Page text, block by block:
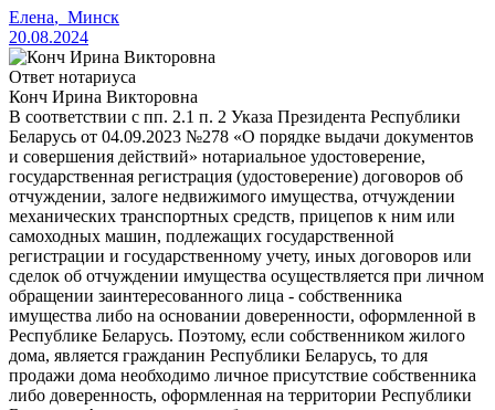
Елена, Минск
20.08.2024
Ответ нотариуса
Конч Ирина Викторовна
В соответствии с пп. 2.1 п. 2 Указа Президента Республики
Беларусь от 04.09.2023 №278 «О порядке выдачи документов
и совершения действий» нотариальное удостоверение,
государственная регистрация (удостоверение) договоров об
отчуждении, залоге недвижимого имущества, отчуждении
механических транспортных средств, прицепов к ним или
самоходных машин, подлежащих государственной
регистрации и государственному учету, иных договоров или
сделок об отчуждении имущества осуществляется при личном
обращении заинтересованного лица - собственника
имущества либо на основании доверенности, оформленной в
Республике Беларусь. Поэтому, если собственником жилого
дома, является гражданин Республики Беларусь, то для
продажи дома необходимо личное присутствие собственника
либо доверенность, оформленная на территории Республики